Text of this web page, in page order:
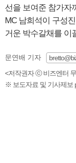
선을 보여준 참가자
MC 남희석이 구성
거운 박수갈채를 이
문연배 기자
<저작권자 ⓒ 비즈엔터
※ 보도자료 및 기사제보